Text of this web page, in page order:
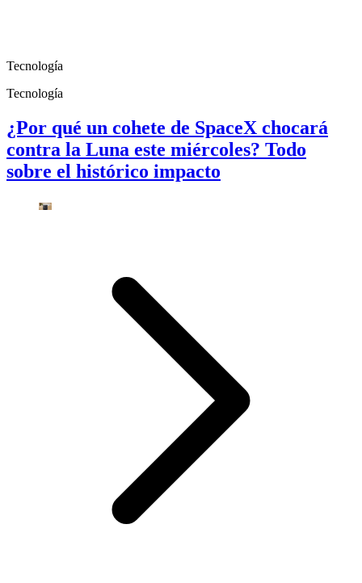
Tecnología
Tecnología
¿Por qué un cohete de SpaceX chocará
contra la Luna este miércoles? Todo
sobre el histórico impacto